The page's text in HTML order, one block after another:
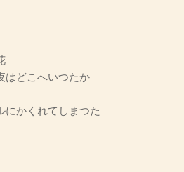
どこへいつたか
かくれてしまつた